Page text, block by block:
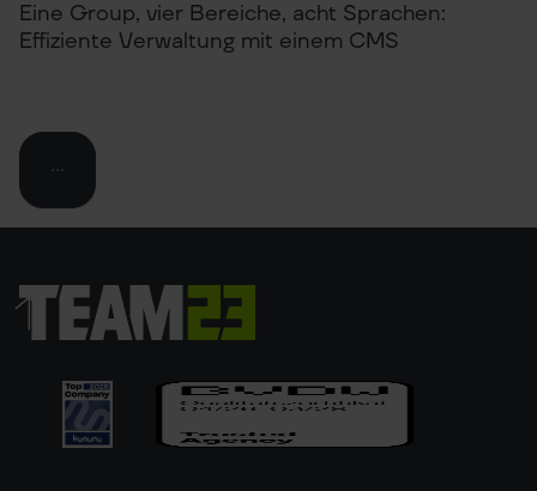
Eine Group, vier Bereiche, acht Sprachen:
Effiziente Verwaltung mit einem CMS